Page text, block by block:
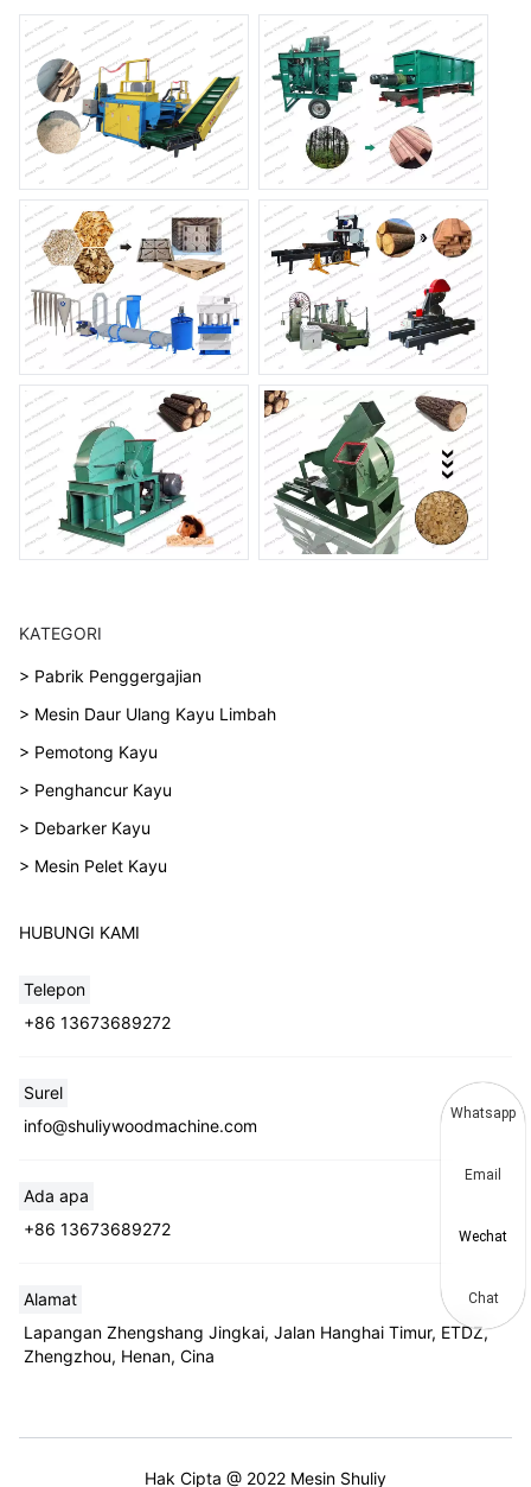
KATEGORI
> Pabrik Penggergajian
> Mesin Daur Ulang Kayu Limbah
> Pemotong Kayu
> Penghancur Kayu
> Debarker Kayu
> Mesin Pelet Kayu
HUBUNGI KAMI
Telepon
+86 13673689272
Surel
info@shuliywoodmachine.com
Ada apa
+86 13673689272
Alamat
Lapangan Zhengshang Jingkai, Jalan Hanghai Timur, ETDZ,
Zhengzhou, Henan, Cina
Hak Cipta @ 2022 Mesin Shuliy
Whatsapp
Email
Wechat
Chat